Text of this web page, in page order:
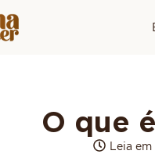
O que
Leia